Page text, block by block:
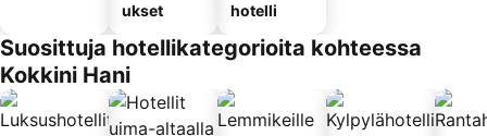
ukset
hotelli
Suosittuja hotellikategorioita kohteessa
Kokkini Hani